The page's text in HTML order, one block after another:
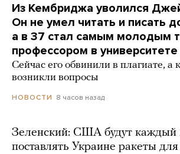
Из Кембриджа уволился
Он не умел читать и писать
а в 37 стал самым молодым
профессором в университете
Сейчас его обвинили в плагиате, а
возникли вопросы
НОВОСТИ 8 часов назад
Зеленский: США будут каждый
поставлять Украине ракеты